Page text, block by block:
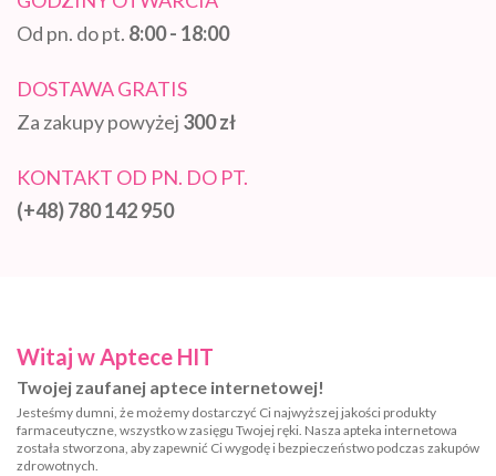
Od pn. do pt. 8:00 - 18:00
DOSTAWA GRATIS
Za zakupy powyżej 300 zł
KONTAKT OD PN. DO PT.
(+48) 780 142 950
Witaj w Aptece HIT
Twojej zaufanej aptece internetowej!
Jesteśmy dumni, że możemy dostarczyć Ci najwyższej jakości produkty
farmaceutyczne, wszystko w zasięgu Twojej ręki. Nasza apteka internetowa
została stworzona, aby zapewnić Ci wygodę i bezpieczeństwo podczas zakupów
zdrowotnych.